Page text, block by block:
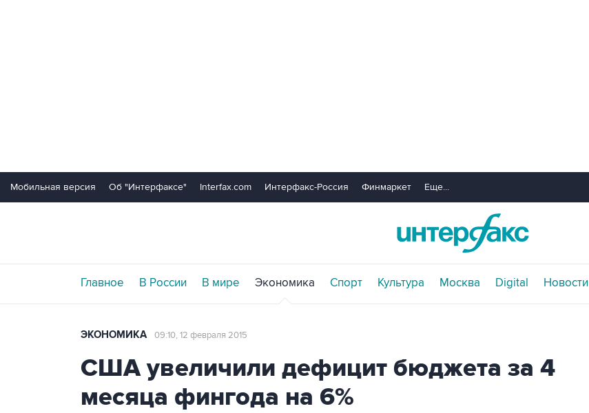
Мобильная версия Об "Интерфаксе" Interfax.com Интерфакс-Россия Финмаркет Еще...
Главное В России В мире Экономика Спорт Культура Москва Digital Новости
ЭКОНОМИКА 09:10, 12 февраля 2015
США увеличили дефицит бюджета за 4
месяца фингода на 6%